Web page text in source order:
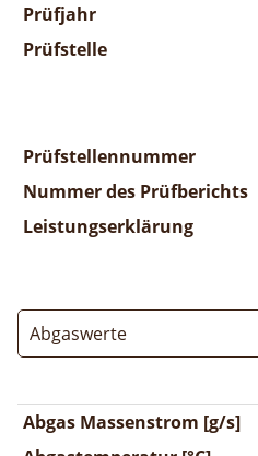
Prüfjahr
Prüfstelle
Prüfstellennummer
Nummer des Prüfberichts
Leistungserklärung
Abgaswerte
Abgas Massenstrom [g/s]